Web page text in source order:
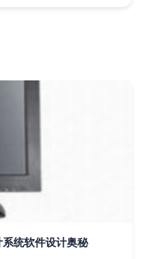
统软件设计奥秘